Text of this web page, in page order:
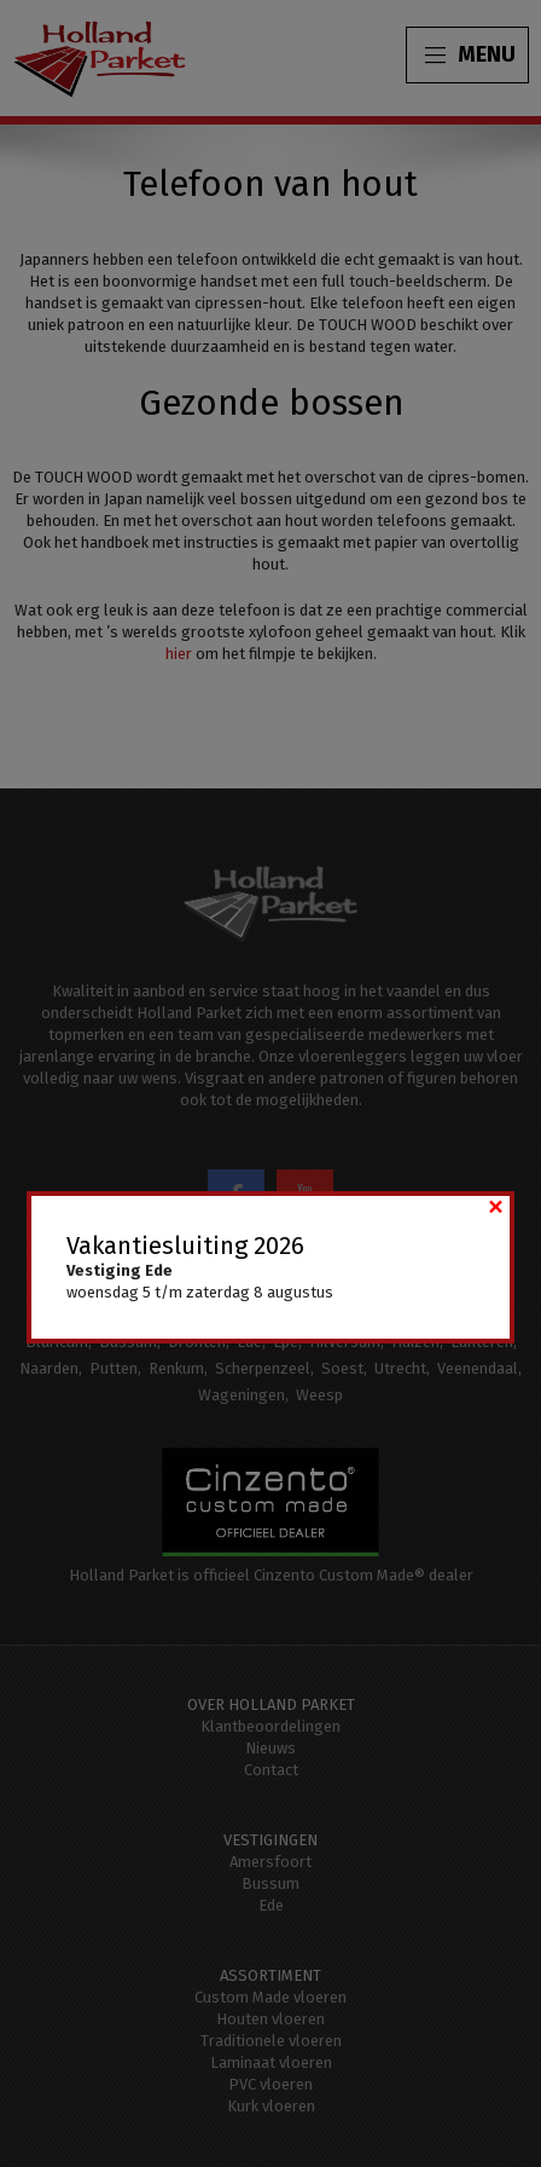
MENU
Telefoon van hout
Japanners hebben een telefoon ontwikkeld die echt gemaakt is van hout.
Het is een boonvormige handset met een full touch-beeldscherm. De
handset is gemaakt van cipressen-hout. Elke telefoon heeft een eigen
uniek patroon en een natuurlijke kleur. De TOUCH WOOD beschikt over
uitstekende duurzaamheid en is bestand tegen water.
Gezonde bossen
De TOUCH WOOD wordt gemaakt met het overschot van de cipres-bomen.
Er worden in Japan namelijk veel bossen uitgedund om een gezond bos te
behouden. En met het overschot aan hout worden telefoons gemaakt.
Ook het handboek met instructies is gemaakt met papier van overtollig
hout.
Wat ook erg leuk is aan deze telefoon is dat ze een prachtige commercial
hebben, met ’s werelds grootste xylofoon geheel gemaakt van hout. Klik
hierom het filmpje te bekijken.
Kwaliteit in aanbod en service staat hoog in het vaandel en dus
onderscheidt Holland Parket zich met een enorm assortiment van
topmerken en een team van gespecialiseerde medewerkers met
jarenlange ervaring in de branche. Onze vloerenleggers leggen uw vloer
volledig naar uw wens. Visgraat en andere patronen of figuren behoren
ook tot de mogelijkheden.
Holland Parket levert onder andere in:
Blaricum Bussum Dronten Ede Epe Hilversum Huizen Lunteren
Naarden
Putten Renkum Scherpenzeel Soest Utrecht Veenendaal
Wageningen
Weesp
Holland Parket is officieel Cinzento Custom Made® dealer
OVER HOLLAND PARKET
Klantbeoordelingen
Nieuws
Contact
VESTIGINGEN
Amersfoort
Bussum
Ede
ASSORTIMENT
Custom Made vloeren
Houten vloeren
Traditionele vloeren
Laminaat vloeren
PVC vloeren
Kurk vloeren
Vakantiesluiting 2026
Vestiging Ede
woensdag 5 t/m zaterdag 8 augustus
×